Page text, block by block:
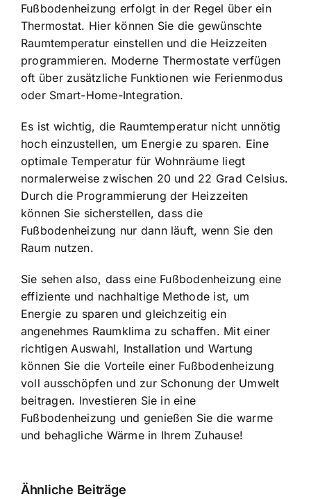
Fußbodenheizung erfolgt in der Regel über ein
Thermostat. Hier können Sie die gewünschte
Raumtemperatur einstellen und die Heizzeiten
programmieren. Moderne Thermostate verfügen
oft über zusätzliche Funktionen wie Ferienmodus
oder Smart-Home-Integration.
Es ist wichtig, die Raumtemperatur nicht unnötig
hoch einzustellen, um Energie zu sparen. Eine
optimale Temperatur für Wohnräume liegt
normalerweise zwischen 20 und 22 Grad Celsius.
Durch die Programmierung der Heizzeiten
können Sie sicherstellen, dass die
Fußbodenheizung nur dann läuft, wenn Sie den
Raum nutzen.
Sie sehen also, dass eine Fußbodenheizung eine
effiziente und nachhaltige Methode ist, um
Energie zu sparen und gleichzeitig ein
angenehmes Raumklima zu schaffen. Mit einer
richtigen Auswahl, Installation und Wartung
können Sie die Vorteile einer Fußbodenheizung
voll ausschöpfen und zur Schonung der Umwelt
beitragen. Investieren Sie in eine
Fußbodenheizung und genießen Sie die warme
und behagliche Wärme in Ihrem Zuhause!
Ähnliche Beiträge